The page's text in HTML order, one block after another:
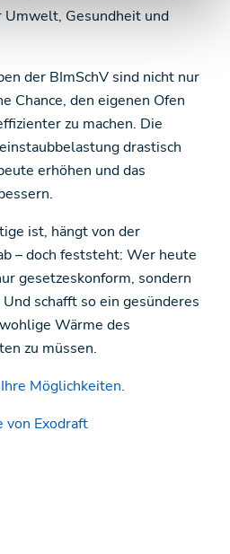
Gesundheit und
der BImSchV sind nicht nur
Chance, den eigenen Ofen
zu machen. Die
drastisch
erhöhen und das
ist, hängt von der
– doch feststeht: Wer heute
gesetzeskonform, sondern
schafft so ein gesünderes
Wärme des
zu müssen.
Möglichkeiten.
von Exodraft